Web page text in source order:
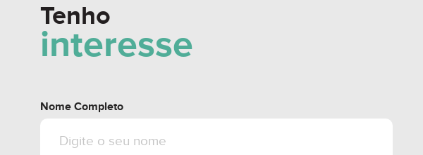
Agende uma visita para conhecer mais detalhes deste
lindo empreendimento com um de nossos corretores.
Obs: Valor e disponibilidade sujeitos a alteração sem
Tenho
interesse
Nome Completo